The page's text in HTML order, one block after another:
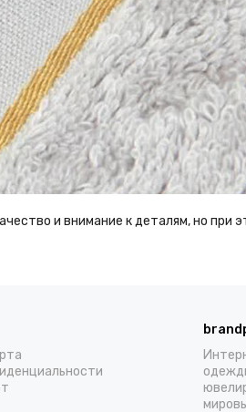
и внимание к деталям, но при